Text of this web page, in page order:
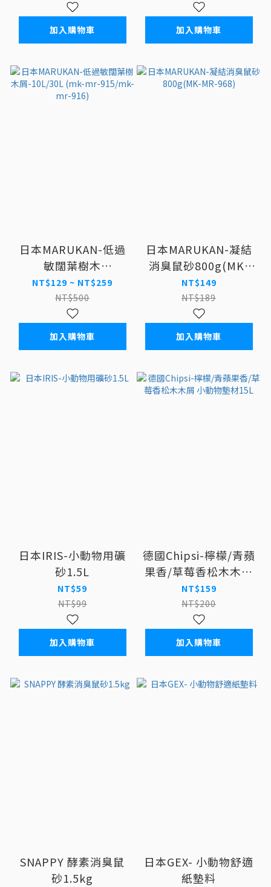
加入購物車 加入購物車
日本MARUKAN-低過
敏闊葉樹木
屑-10L/30L (mk-mr-
915/mk-mr-916)
NT$129 ~ NT$259
NT$500
加入購物車
日本MARUKAN-凝結
消臭鼠砂800g(MK-
MR-968)
NT$149
NT$189
加入購物車
日本IRIS-小動物用礦
砂1.5L
NT$59
NT$99
加入購物車
德國Chipsi-檸檬/青蘋
果香/草莓香松木木屑
小動物墊材15L
NT$159
NT$200
加入購物車
SNAPPY 酵素消臭鼠
砂1.5kg
日本GEX- 小動物舒適
紙墊料